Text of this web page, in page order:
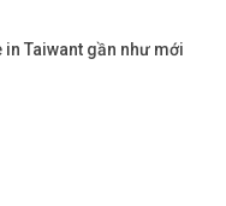
in Taiwant gần như mới